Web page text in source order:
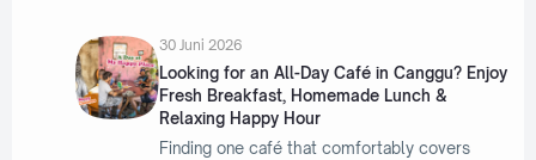
30 Juni 2026
Looking for an All-Day Café in Canggu? Enjoy
Fresh Breakfast, Homemade Lunch &
Relaxing Happy Hour
Finding one café that comfortably covers